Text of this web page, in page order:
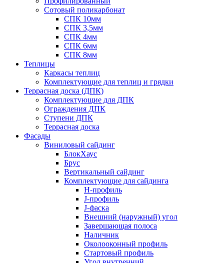
Сотовый поликарбонат
СПК 10мм
СПК 3,5мм
СПК 4мм
СПК 6мм
СПК 8мм
Теплицы
Каркасы теплиц
Комплектующие для теплиц и грядки
Террасная доска (ДПК)
Комплектующие для ДПК
Ограждения ДПК
Ступени ДПК
Террасная доска
Фасады
Виниловый сайдинг
БлокХаус
Брус
Вертикальный сайдинг
Комплектующие для сайдинга
H-профиль
J-профиль
J-фаска
Внешний (наружный) угол
Завершающая полоса
Наличник
Околооконный профиль
Стартовый профиль